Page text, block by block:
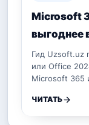
Microsoft
выгоднее
Гид Uzsoft.uz
или Office
Microsoft 365
ЧИТАТЬ